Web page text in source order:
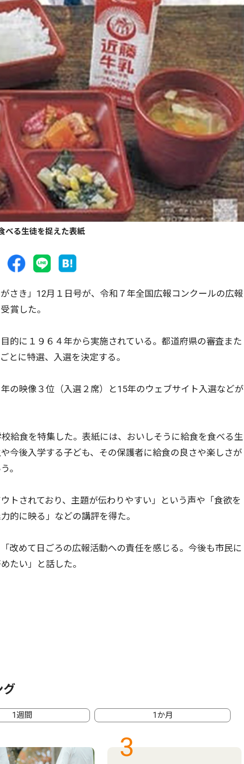
べる生徒を捉えた表紙
き」12月１日号が、令和７年全国広報コンクールの広報
賞した。
に１９６４年から実施されている。都道府県の審査また
とに特選、入選を決定する。
映像３位（入選２席）と15年のウェブサイト入選などが
食を特集した。表紙には、おいしそうに給食を食べる生
今後入学する子ども、その保護者に給食の良さや楽しさが
。
されており、主題が伝わりやすい」という声や「食欲を
的に映る」などの講評を得た。
めて日ごろの広報活動への責任を感じる。今後も市民に
たい」と話した。
グ
1週間 1か月
3